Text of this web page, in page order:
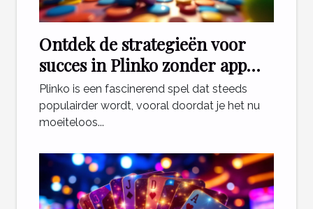
Ontdek de strategieën voor
succes in Plinko zonder app
download
Plinko is een fascinerend spel dat steeds
populairder wordt, vooral doordat je het nu
moeiteloos...